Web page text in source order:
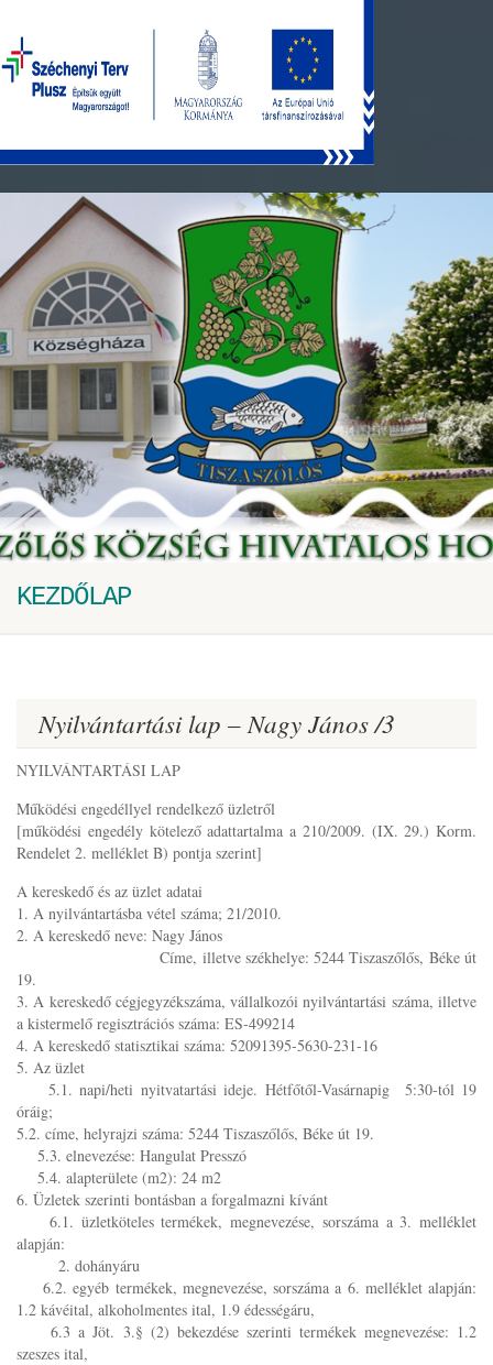
KEZDŐLAP
Nyilvántartási lap – Nagy János /3
NYILVÁNTARTÁSI LAP
Működési engedéllyel rendelkező üzletről
[működési engedély kötelező adattartalma a 210/2009. (IX. 29.) Korm.
Rendelet 2. melléklet B) pontja szerint]
A kereskedő és az üzlet adatai
1. A nyilvántartásba vétel száma; 21/2010.
2. A kereskedő neve: Nagy János
Címe, illetve székhelye: 5244 Tiszaszőlős, Béke út
19.
3. A kereskedő cégjegyzékszáma, vállalkozói nyilvántartási száma, illetve
a kistermelő regisztrációs száma: ES-499214
4. A kereskedő statisztikai száma: 52091395-5630-231-16
5. Az üzlet
5.1. napi/heti nyitvatartási ideje. Hétfőtől-Vasárnapig 5:30-tól 19
óráig;
5.2. címe, helyrajzi száma: 5244 Tiszaszőlős, Béke út 19.
5.3. elnevezése: Hangulat Presszó
5.4. alapterülete (m2): 24 m2
6. Üzletek szerinti bontásban a forgalmazni kívánt
6.1. üzletköteles termékek, megnevezése, sorszáma a 3. melléklet
alapján:
2. dohányáru
6.2. egyéb termékek, megnevezése, sorszáma a 6. melléklet alapján:
1.2 kávéital, alkoholmentes ital, 1.9 édességáru,
6.3 a Jöt. 3.§ (2) bekezdése szerinti termékek megnevezése: 1.2
szeszes ital,